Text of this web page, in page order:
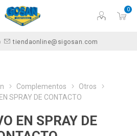
0
tiendaonline@sigosan.com
Complementos
Otros
SPRAY DE CONTACTO
EN SPRAY DE